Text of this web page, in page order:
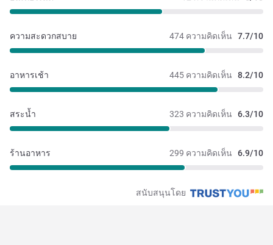
474 ความคิดเห็น 7.7/10
ความสะดวกสบาย
445 ความคิดเห็น 8.2/10
อาหารเช้า
323 ความคิดเห็น 6.3/10
สระน้ำ
299 ความคิดเห็น 6.9/10
ร้านอาหาร
สนับสนุนโดย